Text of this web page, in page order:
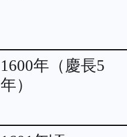
1600年（慶長5
年）